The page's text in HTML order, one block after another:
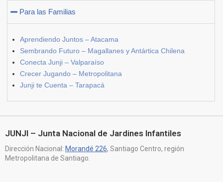
Para las Familias
Aprendiendo Juntos – Atacama
Sembrando Futuro – Magallanes y Antártica Chilena
Conecta Junji – Valparaíso
Crecer Jugando – Metropolitana
Junji te Cuenta – Tarapacá
JUNJI – Junta Nacional de Jardines Infantiles
Dirección Nacional: Morandé 226, Santiago Centro, región
Metropolitana de Santiago.